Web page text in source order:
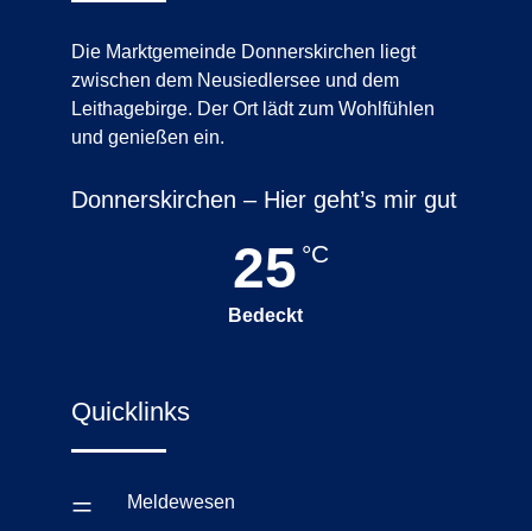
Die Marktgemeinde Donnerskirchen liegt
zwischen dem Neusiedlersee und dem
Leithagebirge. Der Ort lädt zum Wohlfühlen
und genießen ein.
Donnerskirchen – Hier geht’s mir gut
25 °C
Bedeckt
Quicklinks
= Meldewesen